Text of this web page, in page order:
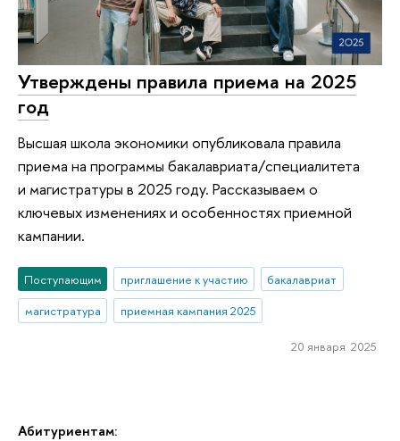
Абитуриентам:
Утверждены правила приема на 2025
год
Высшая школа экономики опубликовала правила
приема на программы бакалавриата/специалитета
и магистратуры в 2025 году. Рассказываем о
ключевых изменениях и особенностях приемной
кампании.
Поступающим приглашение к участию
бакалавриат
магистратура
приемная кампания 2025
20 января 2025